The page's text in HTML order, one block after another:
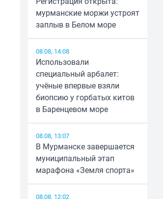
мурманские моржи устроят
заплыв в Белом море
08.08, 14:08
Использовали
специальный арбалет:
учёные впервые взяли
биопсию у горбатых китов
в Баренцевом море
08.08, 13:07
В Мурманске завершается
муниципальный этап
марафона «Земля спорта»
08.08, 12:02